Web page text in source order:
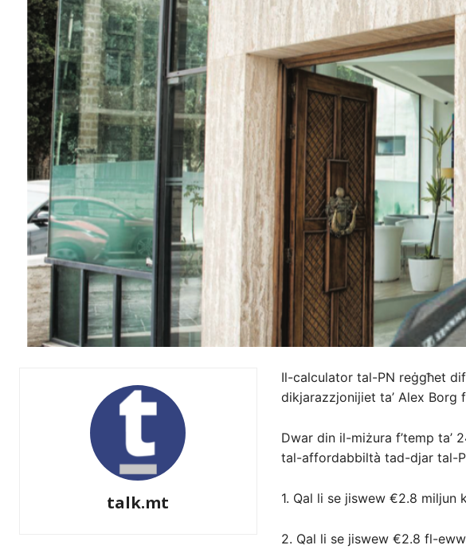
talk.mt
Il-calculator tal-PN reġgħet
dikjarazzjonijiet ta’ Alex
Dwar din il-miżura f’temp
tal-affordabbiltà tad-djar tal-
1.⁠ ⁠Qal li se jiswew €2.8 miljun
2.⁠ ⁠Qal li se jiswew €2.8 fl-